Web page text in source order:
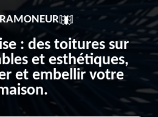
: des toitures sur
et esthétiques,
et embellir votre